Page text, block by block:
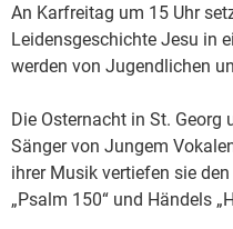
An Karfreitag um 15 Uhr
Leidensgeschichte Jesu in
werden von Jugendlichen
Die Osternacht in St.
Sänger von Jungem
ihrer Musik vertiefen sie
„Psalm 150“ und Händels